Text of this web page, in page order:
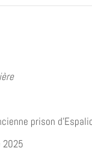
prison
2025